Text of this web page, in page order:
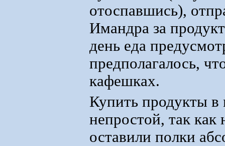
отоспавшись),
Имандра за
день еда
предполагалось,
кафешках.
Купить продукты в
непростой, так
оставили полки